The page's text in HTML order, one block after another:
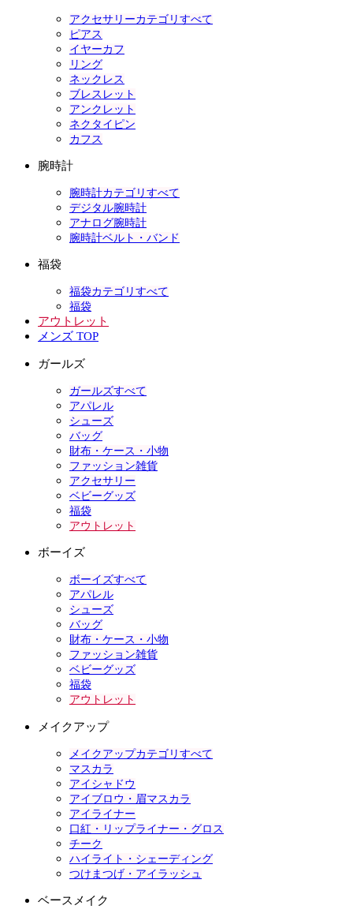
アクセサリーカテゴリすべて
ピアス
イヤーカフ
リング
ネックレス
ブレスレット
アンクレット
ネクタイピン
カフス
腕時計
腕時計カテゴリすべて
デジタル腕時計
アナログ腕時計
腕時計ベルト・バンド
福袋
福袋カテゴリすべて
福袋
アウトレット
メンズ TOP
ガールズ
ガールズすべて
アパレル
シューズ
バッグ
財布・ケース・小物
ファッション雑貨
アクセサリー
ベビーグッズ
福袋
アウトレット
ボーイズ
ボーイズすべて
アパレル
シューズ
バッグ
財布・ケース・小物
ファッション雑貨
ベビーグッズ
福袋
アウトレット
メイクアップ
メイクアップカテゴリすべて
マスカラ
アイシャドウ
アイブロウ・眉マスカラ
アイライナー
口紅・リップライナー・グロス
チーク
ハイライト・シェーディング
つけまつげ・アイラッシュ
ベースメイク